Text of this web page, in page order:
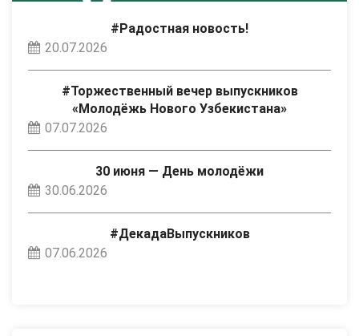
#Радостная новость!
20.07.2026
#Торжественный вечер выпускников
«Молодёжь Нового Узбекистана»
07.07.2026
30 июня — День молодёжи
30.06.2026
#ДекадаВыпускников
07.06.2026